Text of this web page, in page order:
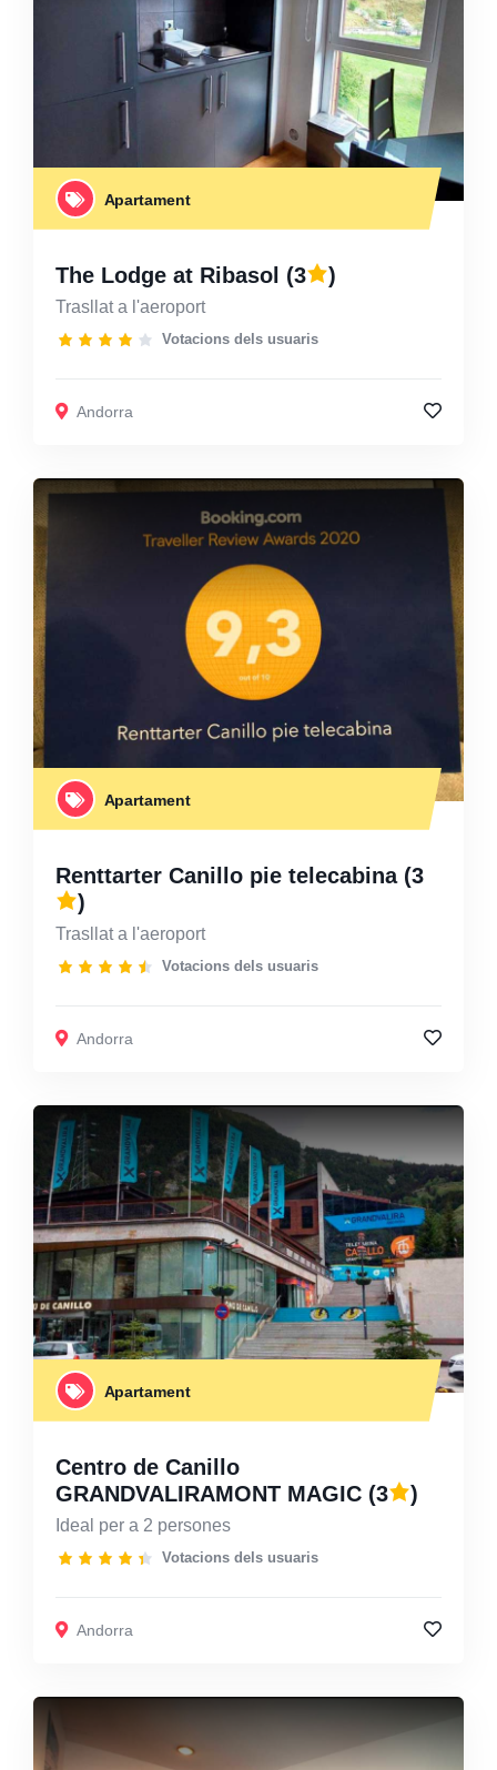
Apartament
The Lodge at Ribasol (3 )
Trasllat a l'aeroport
Votacions dels usuaris
Andorra
Apartament
Renttarter Canillo pie telecabina(3
)
Trasllat a l'aeroport
Votacions dels usuaris
Andorra
Apartament
Centro de Canillo
GRANDVALIRAMONT MAGIC (3 )
Ideal per a 2 persones
Votacions dels usuaris
Andorra